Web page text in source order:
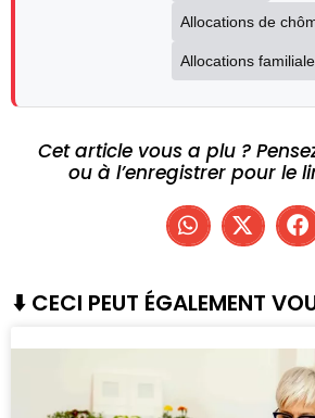
Allocations de
Allocations
Cet article vous a plu ?
ou à l’enregistrer pour le
⬇️ CECI PEUT ÉGALEMENT